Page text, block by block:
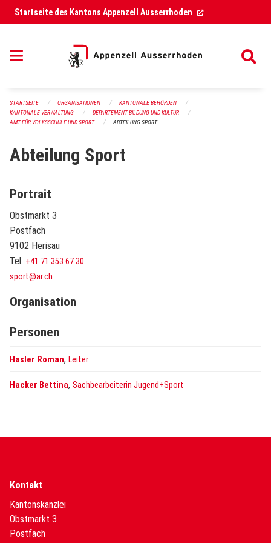
Navigation überspringen
Startseite des Kantons Appenzell Ausserrhoden (External Link)
STARTSEITE ORGANISATIONEN
KANTONALE BEHÖRDEN
KANTONALE VERWALTUNG
DEPARTEMENT BILDUNG UND KULTUR
AMT FÜR VOLKSSCHULE UND SPORT
ABTEILUNG SPORT
Abteilung Sport
Portrait
Obstmarkt 3
Postfach
9102 Herisau
Tel. +41 71 353 67 30
sport@ar.ch
Organisation
Personen
Hasler Roman, Leiter
Hacker Bettina, Sachbearbeiterin Jugend+Sport
Kontakt
Kantonskanzlei
Obstmarkt 3
Postfach